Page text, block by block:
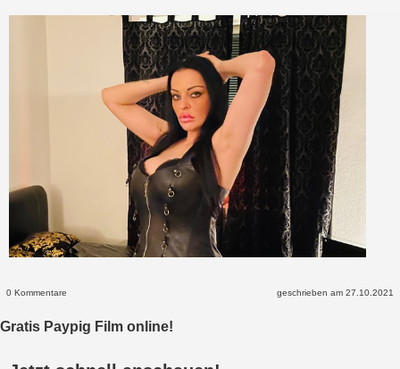
0 Kommentare geschrieben am 27.10.2021
Gratis Paypig Film online!